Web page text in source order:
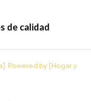
de calidad
Powered by [Hogar y